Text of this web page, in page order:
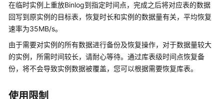
快
速
入
内
核
绍
在临时实例上重放Binlog到指定时间点，完成之后将对应表的数据
回写到原实例的目标表，恢复时长和实例的数据量有关，平均恢复
速率为35MB/s。
由于需要对实例的所有数据进行备份及恢复操作，对于数据量较大
的实例，所需时间较长，请耐心等待。通过库表级时间点恢复备
份，将不会导致实例数据被覆盖，您可以根据需要恢复库表。
使用限制